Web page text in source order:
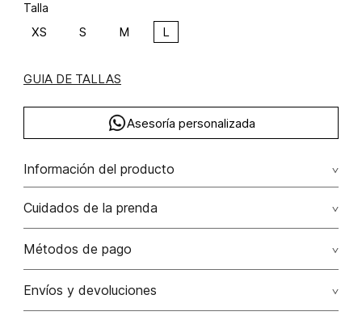
Talla
XS S M L
GUIA DE TALLAS
Asesoría personalizada
Información del producto
Camiseta oversize estampada
Composición: ALGODÓN 100%
Cuidados de la prenda
Lavar por separado / lavar separadamente. no remojar -
No usar lejia
Métodos de pago
Tarjetas de crédito: Visa, Dinners, Master Card y American
Envíos y devoluciones